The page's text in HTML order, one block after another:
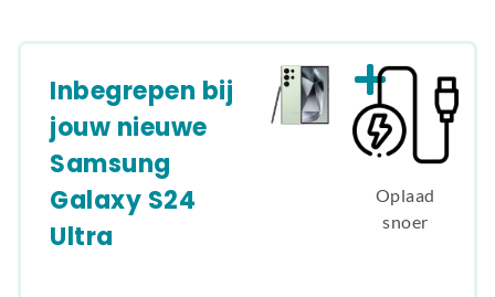
Inbegrepen bij
jouw nieuwe
Samsung
Galaxy S24
Ultra
Oplaad
snoer